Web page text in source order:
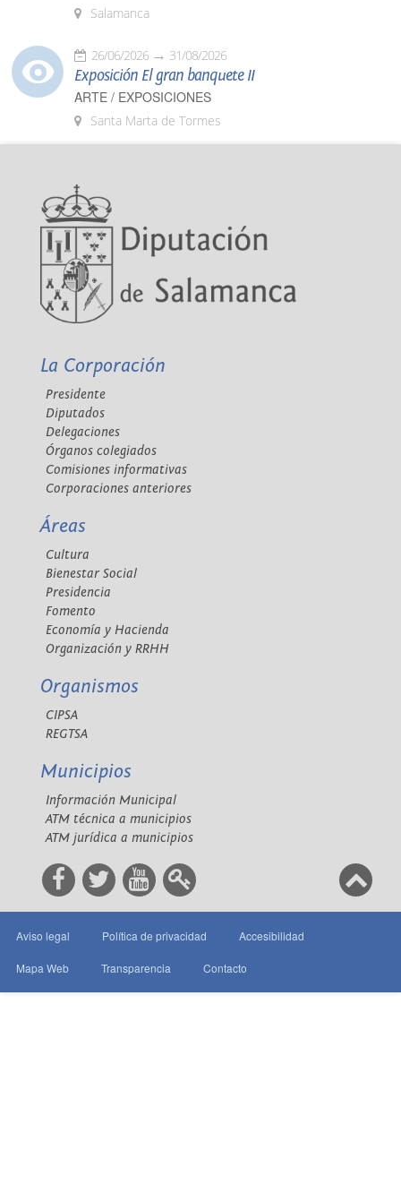
Salamanca
26/06/2026 31/08/2026
Exposición El gran banquete II
ARTE / EXPOSICIONES
Santa Marta de Tormes
La Corporación
Presidente
Diputados
Delegaciones
Órganos colegiados
Comisiones informativas
Corporaciones anteriores
Áreas
Cultura
Bienestar Social
Presidencia
Fomento
Economía y Hacienda
Organización y RRHH
Organismos
CIPSA
REGTSA
Municipios
Información Municipal
ATM técnica a municipios
ATM jurídica a municipios
Aviso legal Política de privacidad Accesibilidad
Mapa Web Transparencia Contacto